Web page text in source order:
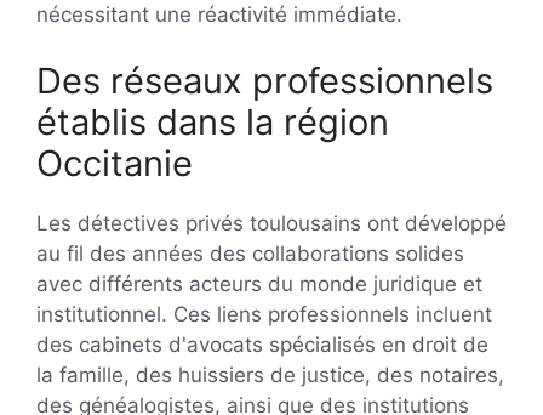
nécessitant une réactivité immédiate.
Des réseaux professionnels
établis dans la région
Occitanie
Les détectives privés toulousains ont développé
au fil des années des collaborations solides
avec différents acteurs du monde juridique et
institutionnel. Ces liens professionnels incluent
des cabinets d'avocats spécialisés en droit de
la famille, des huissiers de justice, des notaires,
des généalogistes, ainsi que des institutions